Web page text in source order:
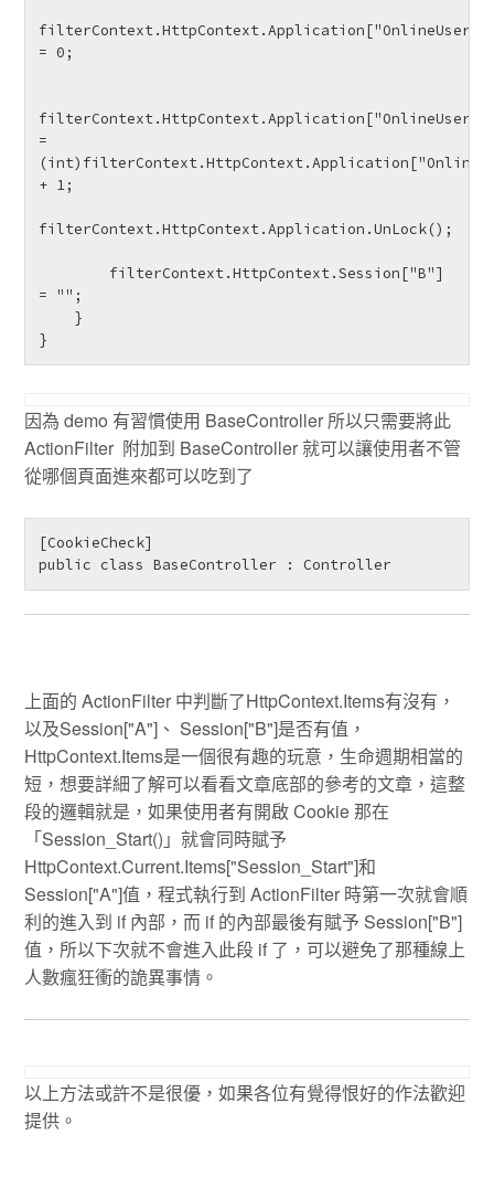
= 0;
=
+ 1;
filterContext.HttpContext.Application.UnLock();
filterContext.HttpContext.Session["B"]
= "";
}
}
因為 demo 有習慣使用 BaseController 所以只需要將此
ActionFilter 附加到 BaseController 就可以讓使用者不管
從哪個頁面進來都可以吃到了
[CookieCheck]
public class BaseController : Controller
上面的 ActionFilter 中判斷了HttpContext.Items有沒有，
以及Session["A"]、 Session["B"]是否有值，
HttpContext.Items是一個很有趣的玩意，生命週期相當的
短，想要詳細了解可以看看文章底部的參考的文章，這整
段的邏輯就是，如果使用者有開啟 Cookie 那在
「Session_Start()」就會同時賦予
HttpContext.Current.Items["Session_Start"]和
Session["A"]值，程式執行到 ActionFilter 時第一次就會順
利的進入到 if 內部，而 if 的內部最後有賦予 Session["B"]
值，所以下次就不會進入此段 if 了，可以避免了那種線上
人數瘋狂衝的詭異事情。
以上方法或許不是很優，如果各位有覺得恨好的作法歡迎
提供。